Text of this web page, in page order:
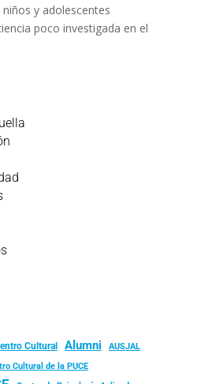
y adolescentes
poco investigada en el
Cultural Alumni
AUSJAL
Cultural de la PUCE